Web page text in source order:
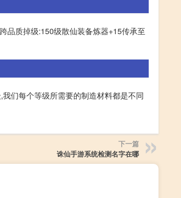
品质掉级:150级散仙装备炼器+15传承至
们每个等级所需要的制造材料都是不同
下一篇
诛仙手游系统检测名字在哪